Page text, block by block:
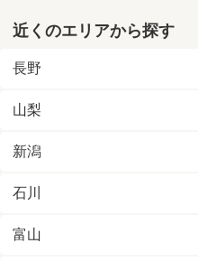
近くのエリアから探す
長野
山梨
新潟
石川
富山